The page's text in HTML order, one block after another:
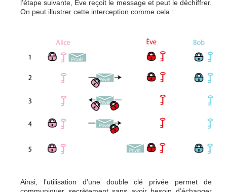
l’étape suivante, Ève reçoit le message et peut le déchiffrer.
On peut illustrer cette interception comme cela :
Ainsi, l’utilisation d’une double clé privée permet de